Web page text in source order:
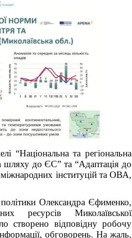
“Національна та регіональна
шляху до ЄС” та “Адаптація до
міжнародних інституцій та ОВА,
політики Олександра Єфименко,
ресурсів Миколаївської
створено відповідну робочу
обговорень. На жаль,